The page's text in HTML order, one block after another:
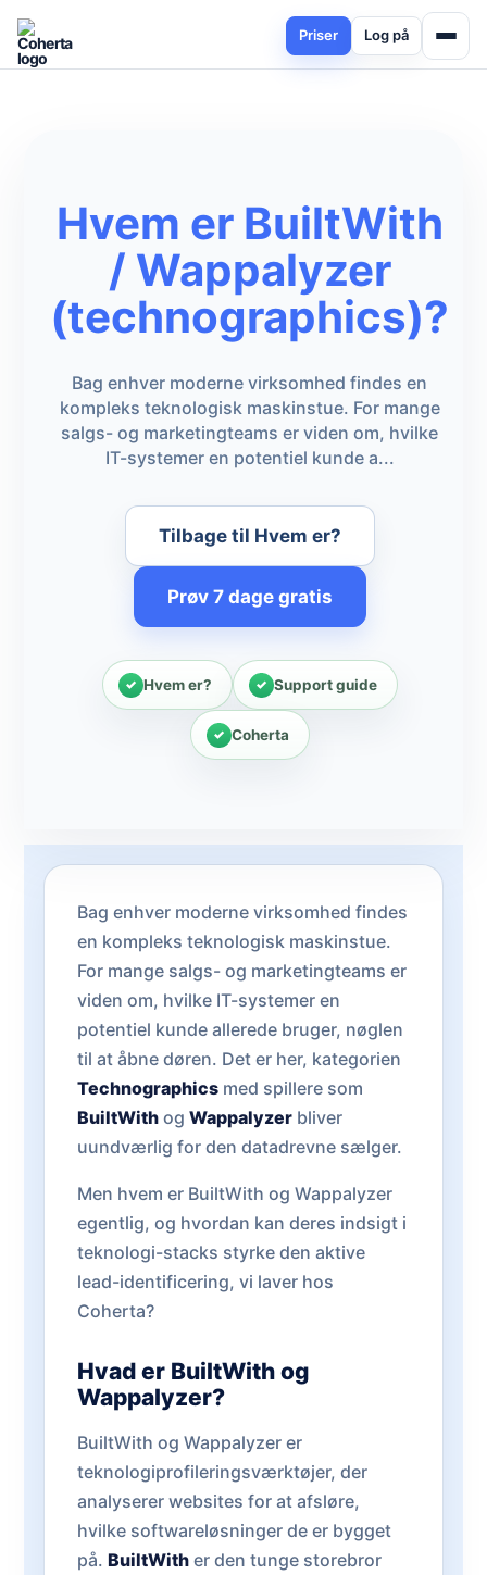
Priser Log på
Hvem er BuiltWith
/ Wappalyzer
(technographics)?
Bag enhver moderne virksomhed findes en
kompleks teknologisk maskinstue. For mange
salgs- og marketingteams er viden om, hvilke
IT-systemer en potentiel kunde a...
Tilbage til Hvem er?
Prøv 7 dage gratis
Hvem er? Support guide
Coherta
Bag enhver moderne virksomhed findes
en kompleks teknologisk maskinstue.
For mange salgs- og marketingteams er
viden om, hvilke IT-systemer en
potentiel kunde allerede bruger, nøglen
til at åbne døren. Det er her, kategorien
Technographics med spillere som
BuiltWith og Wappalyzer bliver
uundværlig for den datadrevne sælger.
Men hvem er BuiltWith og Wappalyzer
egentlig, og hvordan kan deres indsigt i
teknologi-stacks styrke den aktive
lead-identificering, vi laver hos
Coherta?
Hvad er BuiltWith og
Wappalyzer?
BuiltWith og Wappalyzer er
teknologiprofileringsværktøjer, der
analyserer websites for at afsløre,
hvilke softwareløsninger de er bygget
på. BuiltWith er den tunge storebror